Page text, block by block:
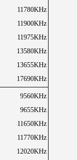
11780KHz
11900KHz
11975KHz
13580KHz
13655KHz
17690KHz
9560KHz
9655KHz
11650KHz
11770KHz
12020KHz